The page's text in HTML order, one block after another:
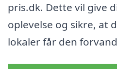
pris.dk. Dette vil give
oplevelse og sikre, at
lokaler får den